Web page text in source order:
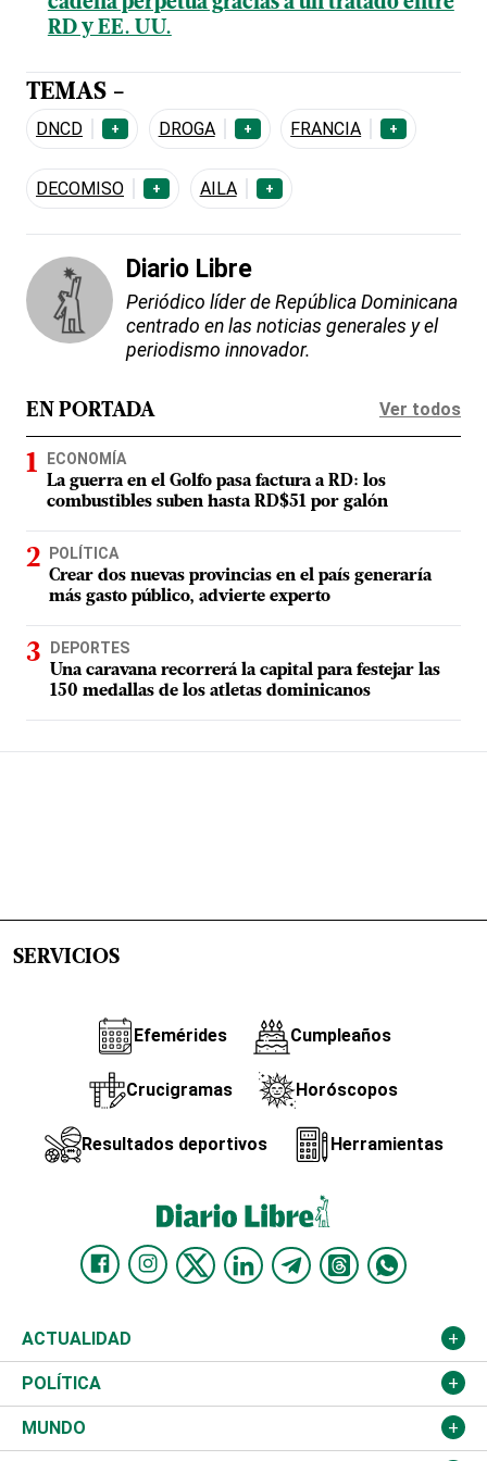
RD y EE. UU.
TEMAS -
DNCD + DROGA + FRANCIA +
DECOMISO + AILA +
Diario Libre
Periódico líder de República Dominicana
centrado en las noticias generales y el
periodismo innovador.
EN PORTADA Ver todos
ECONOMÍA
La guerra en el Golfo pasa factura a RD: los
combustibles suben hasta RD$51 por galón
POLÍTICA
Crear dos nuevas provincias en el país generaría
más gasto público, advierte experto
DEPORTES
Una caravana recorrerá la capital para festejar las
150 medallas de los atletas dominicanos
SERVICIOS
Efemérides Cumpleaños
Crucigramas Horóscopos
Resultados deportivos Herramientas
ACTUALIDAD
Nacional
Ciudad
POLÍTICA
Partidos
MUNDO